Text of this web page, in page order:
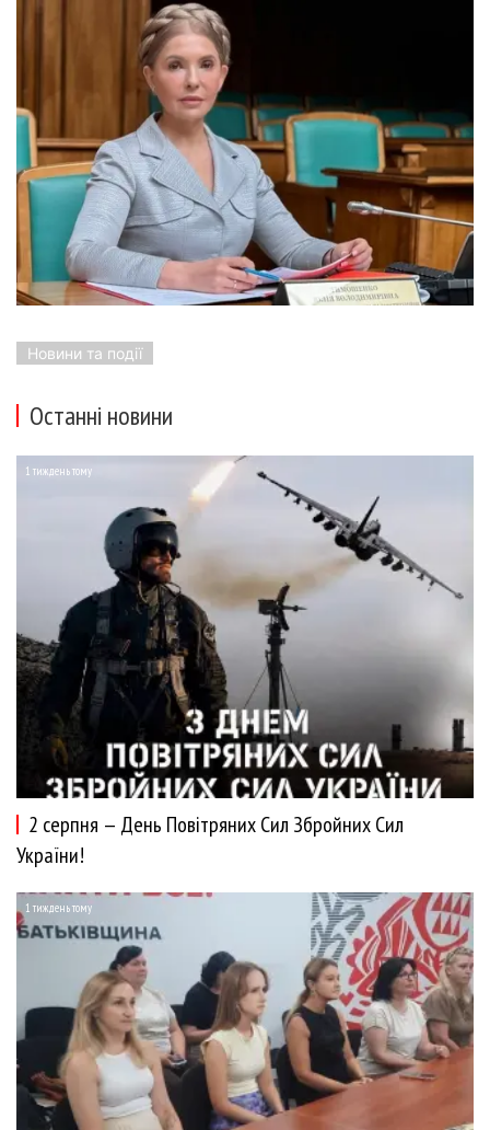
Новини та події
Останні новини
1 тиждень тому
2 серпня — День Повітряних Сил Збройних Сил
України!
1 тиждень тому